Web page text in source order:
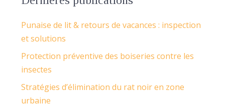
Punaise de lit & retours de vacances : inspection
et solutions
Protection préventive des boiseries contre les
insectes
Stratégies d’élimination du rat noir en zone
urbaine